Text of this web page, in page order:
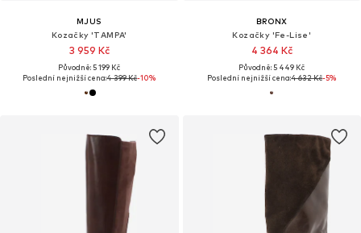
MJUS
Kozačky 'TAMPA'
3 959 Kč
Původně: 5 199 Kč
Poslední nejnižší cena:4 399 Kč-10%
BRONX
Kozačky 'Fe-Lise'
4 364 Kč
Původně: 5 449 Kč
Poslední nejnižší cena:4 632 Kč-5%